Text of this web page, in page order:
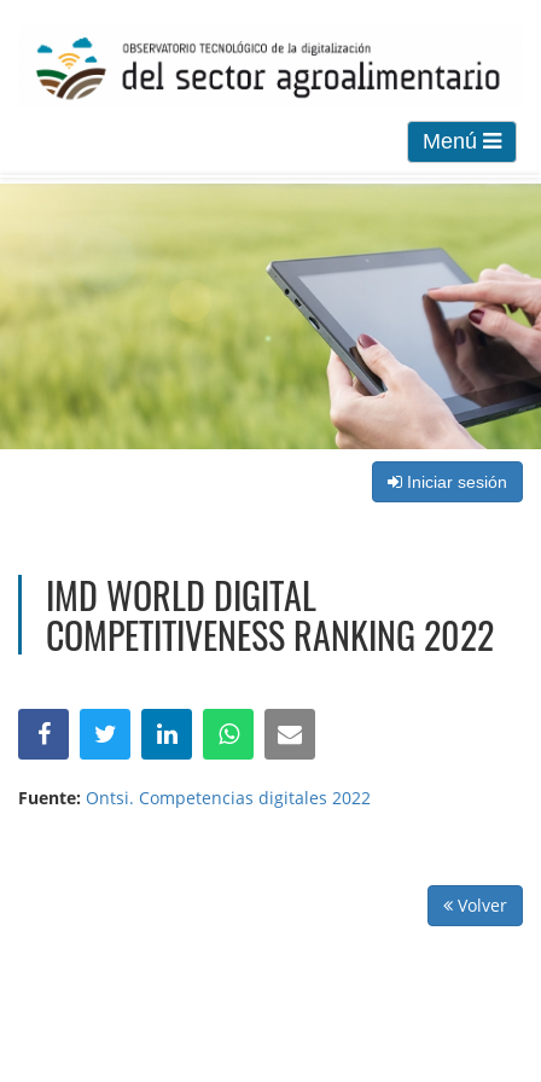
Menú
Iniciar sesión
IMD WORLD DIGITAL
COMPETITIVENESS RANKING 2022
Fuente: Ontsi. Competencias digitales 2022
Volver